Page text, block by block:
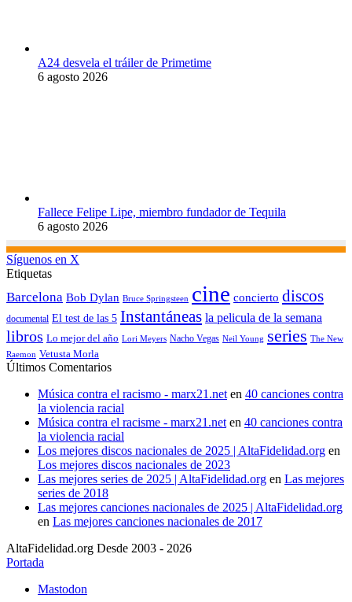
A24 desvela el tráiler de Primetime
6 agosto 2026
Fallece Felipe Lipe, miembro fundador de Tequila
6 agosto 2026
Síguenos en X
Etiquetas
Barcelona Bob Dylan Bruce Springsteen cine concierto discos
documental El test de las 5 Instantáneas la pelicula de la semana
libros Lo mejor del año Lori Meyers Nacho Vegas Neil Young series The New
Raemon Vetusta Morla
Últimos Comentarios
Música contra el racismo - marx21.net en 40 canciones contra
la violencia racial
Música contra el racisme - marx21.net en 40 canciones contra
la violencia racial
Los mejores discos nacionales de 2025 | AltaFidelidad.org en
Los mejores discos nacionales de 2023
Las mejores series de 2025 | AltaFidelidad.org en Las mejores
series de 2018
Las mejores canciones nacionales de 2025 | AltaFidelidad.org
en Las mejores canciones nacionales de 2017
AltaFidelidad.org Desde 2003 - 2026
Portada
Mastodon